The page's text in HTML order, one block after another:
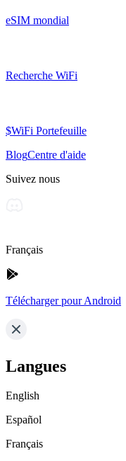
eSIM mondial
Recherche WiFi
$WiFi Portefeuille
BlogCentre d'aide
Suivez nous
Français
Télécharger pour Android
Langues
English
Español
Français